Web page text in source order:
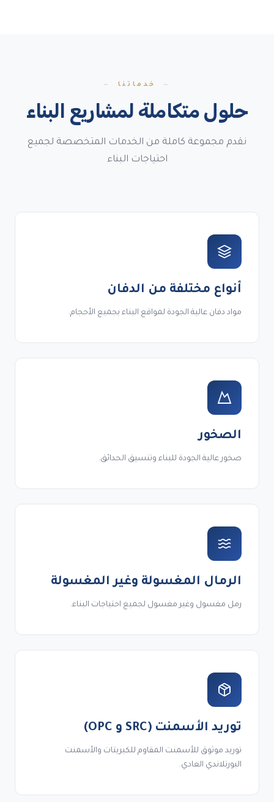
خدماتنا
حلول متكاملة لمشاريع البناء
نقدم مجموعة كاملة من الخدمات المتخصصة لجميع
احتياجات البناء
أنواع مختلفة من الدفان
مواد دفان عالية الجودة لمواقع البناء بجميع الأحجام.
الصخور
صخور عالية الجودة للبناء وتنسيق الحدائق.
الرمال المغسولة وغير المغسولة
رمل مغسول وغير مغسول لجميع احتياجات البناء.
توريد الأسمنت (SRC و OPC)
توريد موثوق للأسمنت المقاوم للكبريتات والأسمنت
البورتلاندي العادي.